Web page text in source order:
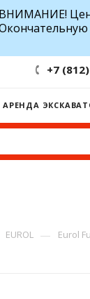
ВНИМАНИЕ!
+7
АРЕНДА
EUROL — Eurol